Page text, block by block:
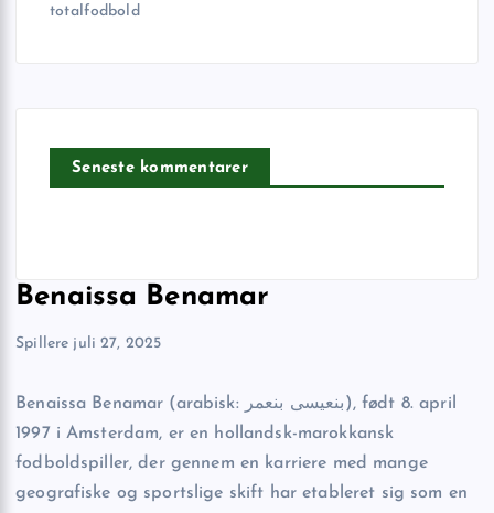
totalfodbold
Seneste kommentarer
Benaissa Benamar
Spillere juli 27, 2025
Benaissa Benamar (arabisk: بنعيسى بنعمر), født 8. april
1997 i Amsterdam, er en hollandsk-marokkansk
fodboldspiller, der gennem en karriere med mange
geografiske og sportslige skift har etableret sig som en